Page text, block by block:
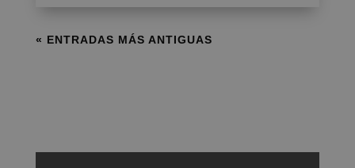
« ENTRADAS MÁS ANTIGUAS